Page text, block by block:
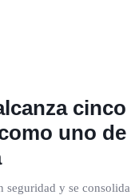
uno de
y se